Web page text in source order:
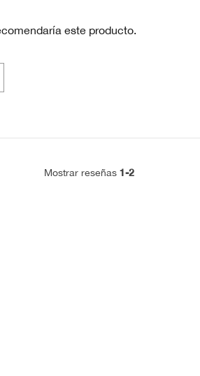
este producto.
Mostrar reseñas 1-2